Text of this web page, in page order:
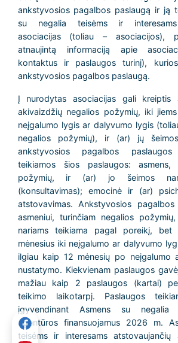
ankstyvosios pagalbos paslaugą ir ją
su negalia teisėms ir interesams
asociacijas (toliau – asociacijos),
atnaujintą informaciją apie
kontaktus ir paslaugos turinį),
ankstyvosios pagalbos paslaugą.
Į nurodytas asociacijas gali kreiptis
akivaizdžių negalios požymių, iki
neįgalumo lygis ar dalyvumo lygis
negalios požymių), ir (ar) jų
ankstyvosios pagalbos
teikiamos šios paslaugos: asmens,
požymių, ir (ar) jo šeimos
(konsultavimas); emocinė ir (ar)
atstovavimas. Ankstyvosios
asmeniui, turinčiam negalios
nariams teikiama pagal poreikį,
mėnesius iki neįgalumo ar dalyvumo
ilgiau kaip 12 mėnesių po neįgalumo
nustatymo. Kiekvienam paslaugos
mažiau kaip 2 paslaugos (kartai)
teikimo laikotarpį. Paslaugos
įgyvendinant Asmens su negalia
agentūros finansuojamus 2026 m.
teisėms ir interesams atstovaujančių